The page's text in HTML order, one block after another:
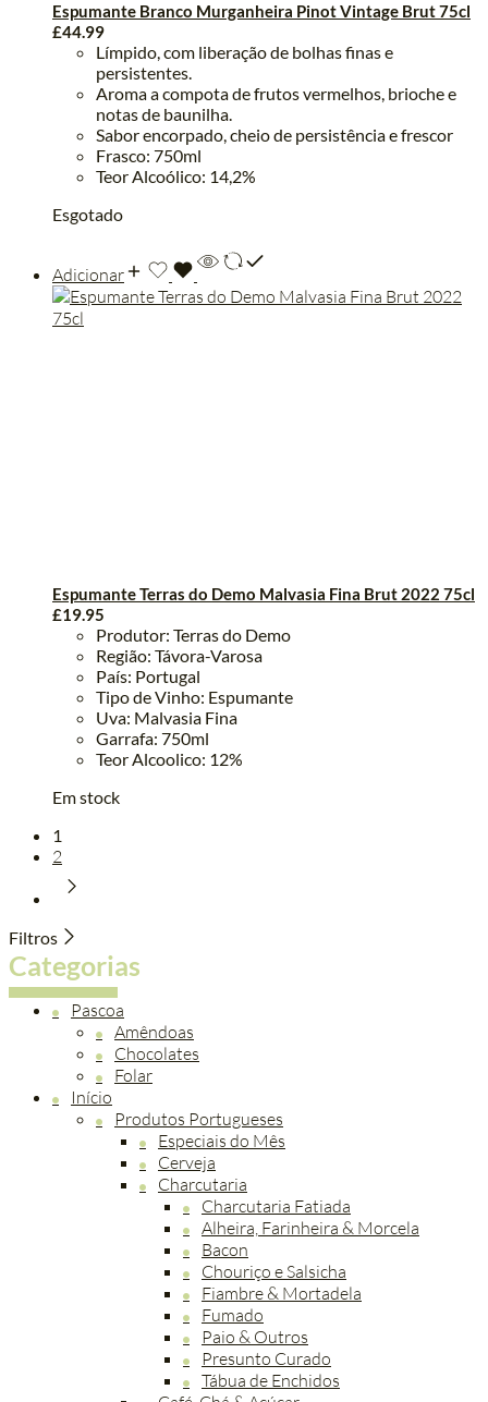
Espumante Branco Murganheira Pinot Vintage Brut 75cl
£44.99
Límpido, com liberação de bolhas finas e
persistentes.
Aroma a compota de frutos vermelhos, brioche e
notas de baunilha.
Sabor encorpado, cheio de persistência e frescor
Frasco: 750ml
Teor Alcoólico: 14,2%
Esgotado
Adicionar
Espumante Terras do Demo Malvasia Fina Brut 2022 75cl
£19.95
Produtor: Terras do Demo
Região: Távora-Varosa
País: Portugal
Tipo de Vinho: Espumante
Uva: Malvasia Fina
Garrafa: 750ml
Teor Alcoolico: 12%
Em stock
1
2
Filtros
Categorias
Pascoa
Amêndoas
Chocolates
Folar
Início
Produtos Portugueses
Especiais do Mês
Cerveja
Charcutaria
Charcutaria Fatiada
Alheira, Farinheira & Morcela
Bacon
Chouriço e Salsicha
Fiambre & Mortadela
Fumado
Paio & Outros
Presunto Curado
Tábua de Enchidos